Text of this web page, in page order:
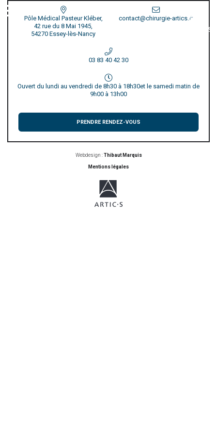
Pôle Médical Pasteur Kléber,
42 rue du 8 Mai 1945,
54270 Essey-lès-Nancy
contact@chirurgie-artics.fr
03 83 40 42 30
Ouvert du lundi au vendredi de 8h30 à 18h30et le samedi matin de
9h00 à 13h00
PRENDRE RENDEZ-VOUS
Webdesign :Thibaut Marquis
Mentions légales